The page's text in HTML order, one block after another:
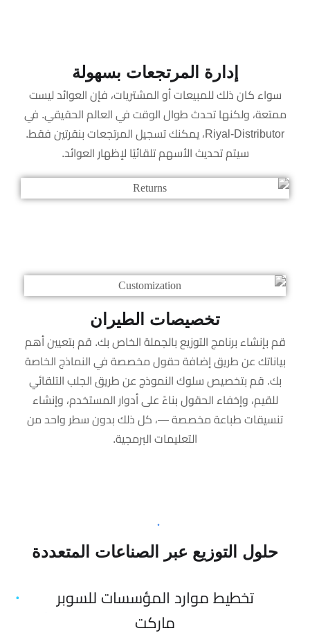
إدارة المرتجعات بسهولة
سواء كان ذلك للمبيعات أو المشتريات، فإن العوائد ليست
ممتعة، ولكنها تحدث طوال الوقت في العالم الحقيقي. في
Riyal-Distributor، يمكنك تسجيل المرتجعات بنقرتين فقط.
سيتم تحديث الأسهم تلقائيًا لإظهار العوائد.
تخصيصات الطيران
قم بإنشاء برنامج التوزيع بالجملة الخاص بك. قم بتعيين أهم
بياناتك عن طريق إضافة حقول مخصصة في النماذج الخاصة
بك. قم بتخصيص سلوك النموذج عن طريق الجلب التلقائي
للقيم، وإخفاء الحقول بناءً على أدوار المستخدم، وإنشاء
تنسيقات طباعة مخصصة —، كل ذلك بدون سطر واحد من
التعليمات البرمجية.
حلول التوزيع عبر الصناعات المتعددة
تخطيط موارد المؤسسات للسوبر
ماركت